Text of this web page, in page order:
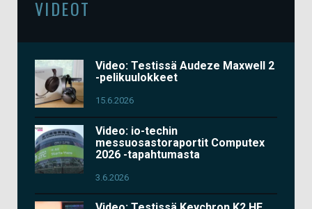
VIDEOT
Video: Testissä Audeze Maxwell 2
-pelikuulokkeet
15.6.2026
Video: io-techin
messuosastoraportit Computex
2026 -tapahtumasta
3.6.2026